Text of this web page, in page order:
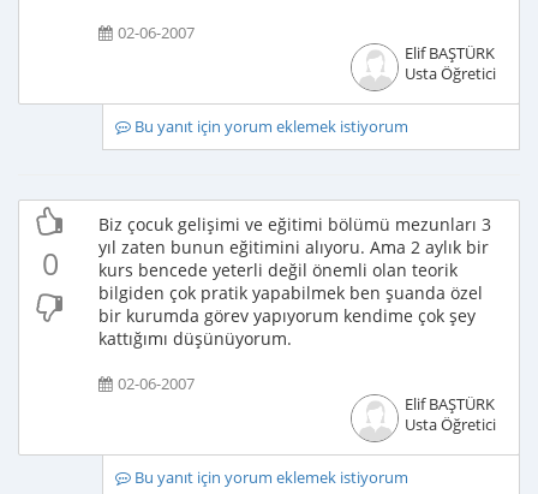
02-06-2007
Elif BAŞTÜRK
Usta Öğretici
Bu yanıt için yorum eklemek istiyorum
0
Biz çocuk gelişimi ve eğitimi bölümü mezunları 3
yıl zaten bunun eğitimini alıyoru. Ama 2 aylık bir
kurs bencede yeterli değil önemli olan teorik
bilgiden çok pratik yapabilmek ben şuanda özel
bir kurumda görev yapıyorum kendime çok şey
kattığımı düşünüyorum.
02-06-2007
Elif BAŞTÜRK
Usta Öğretici
Bu yanıt için yorum eklemek istiyorum